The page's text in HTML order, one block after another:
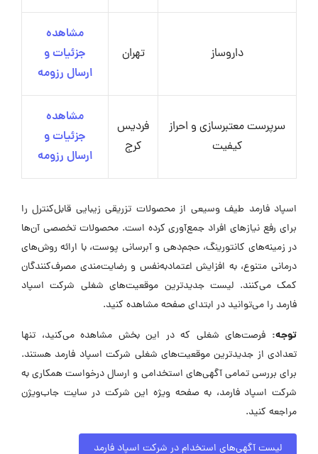
داروساز تهران
مشاهده
جزئیات و
ارسال رزومه
سرپرست معتبرسازی و احراز
کیفیت
فردیس
کرج
مشاهده
جزئیات و
ارسال رزومه
اسپاد فارمد طیف وسیعی از محصولات تزریقی زیبایی قابل‌کنترل را
برای رفع نیازهای افراد جمع‌آوری کرده است. محصولات تخصصی آن‌ها
در زمینه‌های کانتورینگ، حجم‌دهی و آبرسانی پوست، با ارائه روش‌های
درمانی متنوع، به افزایش اعتمادبه‌نفس و رضایت‌مندی مصرف‌کنندگان
کمک می‌کنند. لیست جدیدترین موقعیت‌های شغلی شرکت اسپاد
فارمد را می‌توانید در ابتدای صفحه مشاهده کنید.
توجه: فرصت‌های شغلی که در این بخش مشاهده می‌کنید، تنها
تعدادی از جدیدترین موقعیت‌های شغلی شرکت اسپاد فارمد هستند.
برای بررسی تمامی آگهی‌های استخدامی و ارسال درخواست همکاری به
شرکت اسپاد فارمد، به صفحه ویژه این شرکت در سایت جاب‌ویژن
مراجعه کنید.
لیست آگهی‌های استخدام در شرکت اسپاد فارمد